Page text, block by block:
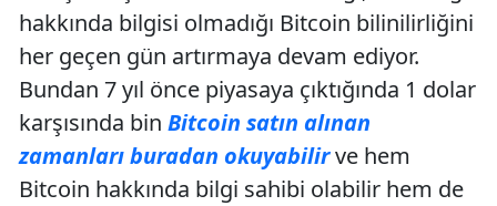
hakkında bilgisi olmadığı Bitcoin bilinilirliğini
her geçen gün artırmaya devam ediyor.
Bundan 7 yıl önce piyasaya çıktığında 1 dolar
karşısında bin Bitcoin satın alınan
zamanları buradan okuyabilirve hem
Bitcoin hakkında bilgi sahibi olabilir hem de